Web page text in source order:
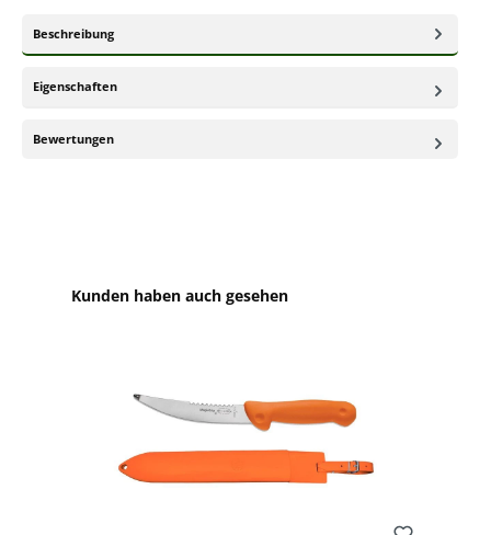
Beschreibung
Eigenschaften
Bewertungen
Produktgalerie überspringen
Kunden haben auch gesehen